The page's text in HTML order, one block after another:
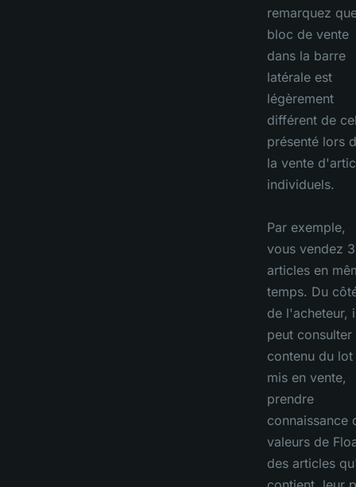
remarquez
bloc de vente
dans la barre
latérale est
légèrement
différent de
présenté lors
la vente
individuels.
Par exemple,
vous vendez 3
articles en
temps. Du
de l'acheteur,
peut consulter
contenu du lot
mis en vente,
prendre
connaissance
valeurs de
des articles